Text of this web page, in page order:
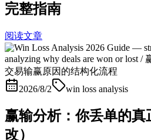
完整指南
阅读文章
2026/8/2 win loss analysis
赢输分析：你丢单的真
改）